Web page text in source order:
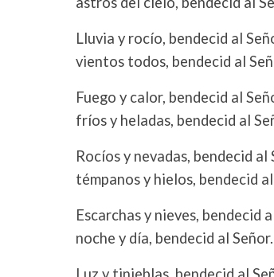
Lluvia y rocío, bendecid al
vientos todos, bendecid al
Fuego y calor, bendecid al
fríos y heladas, bendecid al
Rocíos y nevadas, bendecid al
témpanos y hielos, bendecid
Escarchas y nieves, bendecid
noche y día, bendecid al Señor.